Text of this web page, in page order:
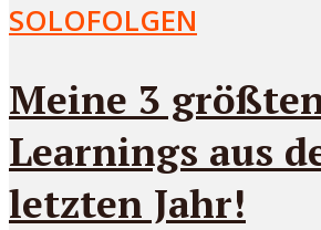
SOLOFOLGEN
Meine 3
Learnings aus
letzten Jahr!